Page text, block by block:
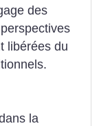
des
libérées du
la